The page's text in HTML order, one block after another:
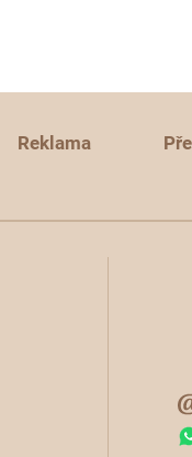
Reklama